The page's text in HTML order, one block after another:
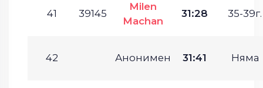
41 39145
Milen
Machan
31:28 35-39г.
42 Анонимен 31:41 Няма